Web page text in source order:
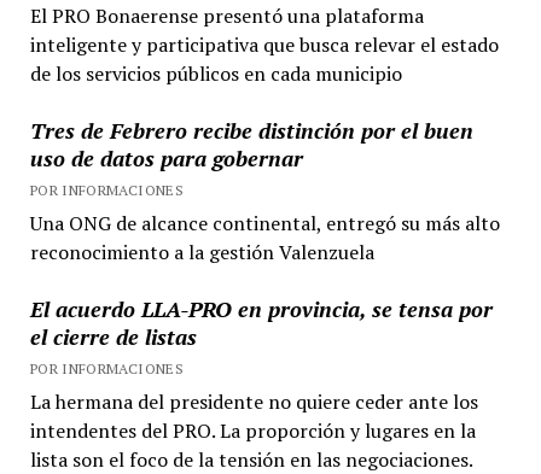
El PRO Bonaerense presentó una plataforma
inteligente y participativa que busca relevar el estado
de los servicios públicos en cada municipio
Tres de Febrero recibe distinción por el buen
uso de datos para gobernar
POR INFORMACIONES
Una ONG de alcance continental, entregó su más alto
reconocimiento a la gestión Valenzuela
El acuerdo LLA-PRO en provincia, se tensa por
el cierre de listas
POR INFORMACIONES
La hermana del presidente no quiere ceder ante los
intendentes del PRO. La proporción y lugares en la
lista son el foco de la tensión en las negociaciones.